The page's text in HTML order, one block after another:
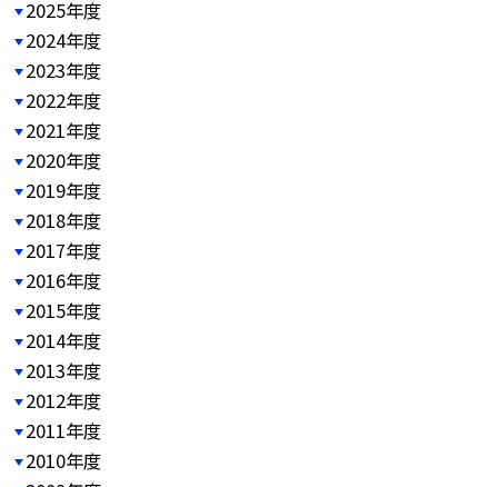
2025年度
2024年度
2023年度
2022年度
2021年度
2020年度
2019年度
2018年度
2017年度
2016年度
2015年度
2014年度
2013年度
2012年度
2011年度
2010年度